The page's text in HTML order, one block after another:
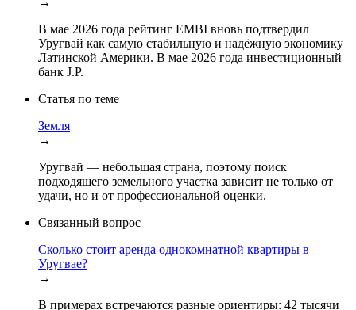
В мае 2026 года рейтинг EMBI вновь подтвердил
Уругвай как самую стабильную и надёжную экономику
Латинской Америки. В мае 2026 года инвестиционный
банк J.P.
Статья по теме
Земля
→
Уругвай — небольшая страна, поэтому поиск
подходящего земельного участка зависит не только от
удачи, но и от профессиональной оценки.
Связанный вопрос
Сколько стоит аренда однокомнатной квартиры в
Уругвае?
→
В примерах встречаются разные ориентиры: 42 тысячи